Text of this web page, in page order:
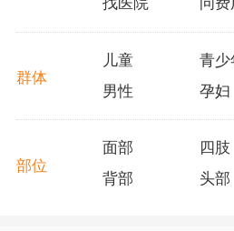
群体
儿童 青少
男性
孕妇
部位
面部 四肢
背部
头部